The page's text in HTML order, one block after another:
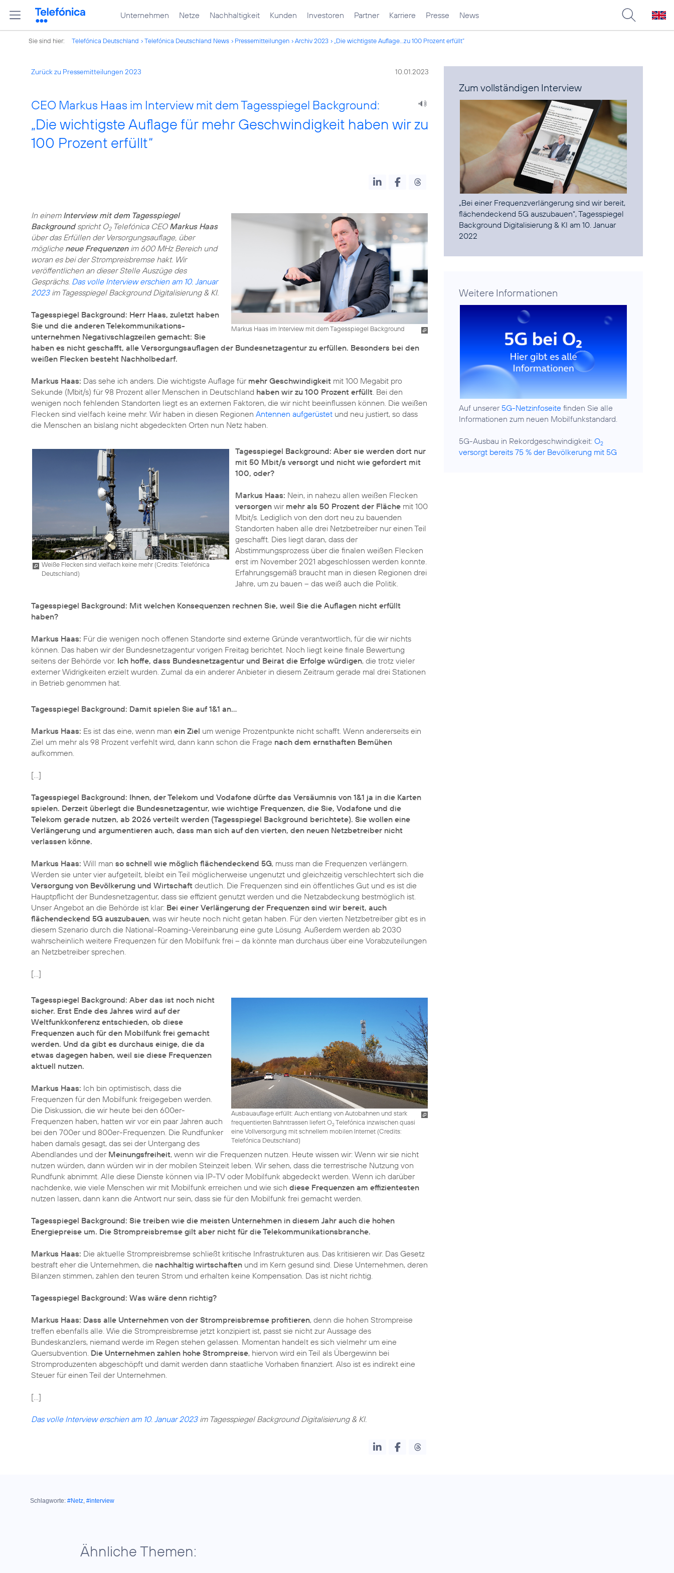
Unternehmen Netze Nachhaltigkeit Kunden Investoren Partner Karriere Presse News
Sie sind hier: Telefónica Deutschland Telefónica Deutschland News Pressemitteilungen Archiv 2023 „Die wichtigste Auflage...zu 100 Prozent erfüllt“
Zurück zu Pressemitteilungen 2023 10.01.2023
CEO Markus Haas im Interview mit dem Tagesspiegel Background:
„Die wichtigste Auflage für mehr Geschwindigkeit haben wir zu
100 Prozent erfüllt“
Markus Haas im Interview mit dem Tagesspiegel Background
In einem Interview mit dem Tagesspiegel
Backgroundspricht O2Telefónica CEO Markus Haas
über das Erfüllen der Versorgungsauflage, über
mögliche neue Frequenzenim 600 MHz Bereich und
woran es bei der Strompreisbremse hakt. Wir
veröffentlichen an dieser Stelle Auszüge des
Gesprächs. Das volle Interview erschien am 10. Januar
2023im Tagesspiegel Background Digitalisierung & KI.
Tagesspiegel Background: Herr Haas, zuletzt haben
Sie und die anderen Telekommunikations­
unternehmen Negativschlagzeilen gemacht: Sie
haben es nicht geschafft, alle Versorgungsauflagen der Bundesnetzagentur zu erfüllen. Besonders bei den
weißen Flecken besteht Nachholbedarf.
Markus Haas: Das sehe ich anders. Die wichtigste Auflage für mehr Geschwindigkeit mit 100 Megabit pro
Sekunde (Mbit/s) für 98 Prozent aller Menschen in Deutschland haben wir zu 100 Prozent erfüllt. Bei den
wenigen noch fehlenden Standorten liegt es an externen Faktoren, die wir nicht beeinflussen können. Die weißen
Flecken sind vielfach keine mehr. Wir haben in diesen Regionen Antennen aufgerüstet und neu justiert, so dass
die Menschen an bislang nicht abgedeckten Orten nun Netz haben.
Weiße Flecken sind vielfach keine mehr (Credits: Telefónica
Deutschland)
Tagesspiegel Background: Aber sie werden dort nur
mit 50 Mbit/s versorgt und nicht wie gefordert mit
100, oder?
Markus Haas: Nein, in nahezu allen weißen Flecken
versorgenwir mehr als 50 Prozent der Flächemit 100
Mbit/s. Lediglich von den dort neu zu bauenden
Standorten haben alle drei Netzbetreiber nur einen Teil
geschafft. Dies liegt daran, dass der
Abstimmungsprozess über die finalen weißen Flecken
erst im November 2021 abgeschlossen werden konnte.
Erfahrungsgemäß braucht man in diesen Regionen drei
Jahre, um zu bauen – das weiß auch die Politik.
Tagesspiegel Background: Mit welchen Konsequenzen rechnen Sie, weil Sie die Auflagen nicht erfüllt
haben?
Markus Haas: Für die wenigen noch offenen Standorte sind externe Gründe verantwortlich, für die wir nichts
können. Das haben wir der Bundesnetzagentur vorigen Freitag berichtet. Noch liegt keine finale Bewertung
seitens der Behörde vor. Ich hoffe, dass Bundesnetzagentur und Beirat die Erfolge würdigen, die trotz vieler
externer Widrigkeiten erzielt wurden. Zumal da ein anderer Anbieter in diesem Zeitraum gerade mal drei Stationen
in Betrieb genommen hat.
Tagesspiegel Background: Damit spielen Sie auf 1&1 an…
Markus Haas: Es ist das eine, wenn man ein Ziel um wenige Prozentpunkte nicht schafft. Wenn andererseits ein
Ziel um mehr als 98 Prozent verfehlt wird, dann kann schon die Frage nach dem ernsthaften Bemühen
aufkommen.
[…]
Tagesspiegel Background: Ihnen, der Telekom und Vodafone dürfte das Versäumnis von 1&1 ja in die Karten
spielen. Derzeit überlegt die Bundesnetzagentur, wie wichtige Frequenzen, die Sie, Vodafone und die
Telekom gerade nutzen, ab 2026 verteilt werden (Tagesspiegel Background berichtete). Sie wollen eine
Verlängerung und argumentieren auch, dass man sich auf den vierten, den neuen Netzbetreiber nicht
verlassen könne.
Markus Haas: Will man so schnell wie möglich flächendeckend 5G, muss man die Frequenzen verlängern.
Werden sie unter vier aufgeteilt, bleibt ein Teil möglicherweise ungenutzt und gleichzeitig verschlechtert sich die
Versorgung von Bevölkerung und Wirtschaft deutlich. Die Frequenzen sind ein öffentliches Gut und es ist die
Hauptpflicht der Bundesnetzagentur, dass sie effizient genutzt werden und die Netzabdeckung bestmöglich ist.
Unser Angebot an die Behörde ist klar: Bei einer Verlängerung der Frequenzen sind wir bereit, auch
flächendeckend 5G auszubauen, was wir heute noch nicht getan haben. Für den vierten Netzbetreiber gibt es in
diesem Szenario durch die National-Roaming-Vereinbarung eine gute Lösung. Außerdem werden ab 2030
wahrscheinlich weitere Frequenzen für den Mobilfunk frei – da könnte man durchaus über eine Vorabzuteilungen
an Netzbetreiber sprechen.
[...]
Ausbauauflage erfüllt: Auch entlang von Autobahnen und stark
frequentierten Bahntrassen liefert O2Telefónica inzwischen quasi
eine Vollversorgung mit schnellem mobilen Internet (Credits:
Telefónica Deutschland)
Tagesspiegel Background: Aber das ist noch nicht
sicher. Erst Ende des Jahres wird auf der
Weltfunkkonferenz entschieden, ob diese
Frequenzen auch für den Mobilfunk frei gemacht
werden. Und da gibt es durchaus einige, die da
etwas dagegen haben, weil sie diese Frequenzen
aktuell nutzen.
Markus Haas: Ich bin optimistisch, dass die
Frequenzen für den Mobilfunk freigegeben werden.
Die Diskussion, die wir heute bei den 600er-
Frequenzen haben, hatten wir vor ein paar Jahren auch
bei den 700er und 800er-Frequenzen. Die Rundfunker
haben damals gesagt, das sei der Untergang des
Abendlandes und der Meinungsfreiheit, wenn wir die Frequenzen nutzen. Heute wissen wir: Wenn wir sie nicht
nutzen würden, dann würden wir in der mobilen Steinzeit leben. Wir sehen, dass die terrestrische Nutzung von
Rundfunk abnimmt. Alle diese Dienste können via IP-TV oder Mobilfunk abgedeckt werden. Wenn ich darüber
nachdenke, wie viele Menschen wir mit Mobilfunk erreichen und wie sich diese Frequenzen am effizientesten
nutzen lassen, dann kann die Antwort nur sein, dass sie für den Mobilfunk frei gemacht werden.
Tagesspiegel Background: Sie treiben wie die meisten Unternehmen in diesem Jahr auch die hohen
Energiepreise um. Die Strompreisbremse gilt aber nicht für die Telekommunikationsbranche.
Markus Haas: Die aktuelle Strompreisbremse schließt kritische Infrastrukturen aus. Das kritisieren wir. Das Gesetz
bestraft eher die Unternehmen, die nachhaltig wirtschaften und im Kern gesund sind. Diese Unternehmen, deren
Bilanzen stimmen, zahlen den teuren Strom und erhalten keine Kompensation. Das ist nicht richtig.
Tagesspiegel Background: Was wäre denn richtig?
Markus Haas: Dass alle Unternehmen von der Strompreisbremse profitieren, denn die hohen Strompreise
treffen ebenfalls alle. Wie die Strompreisbremse jetzt konzipiert ist, passt sie nicht zur Aussage des
Bundeskanzlers, niemand werde im Regen stehen gelassen. Momentan handelt es sich vielmehr um eine
Quersubvention. Die Unternehmen zahlen hohe Strompreise, hiervon wird ein Teil als Übergewinn bei
Stromproduzenten abgeschöpft und damit werden dann staatliche Vorhaben finanziert. Also ist es indirekt eine
Steuer für einen Teil der Unternehmen.
[...]
Das volle Interview erschien am 10. Januar 2023im Tagesspiegel Background Digitalisierung & KI.
Zum vollständigen Interview
„Bei einer Frequenzverlängerung sind wir bereit,
flächendeckend 5G auszubauen“, Tagesspiegel
Background Digitalisierung & KI am 10. Januar
2022
Weitere Informationen
Auf unserer 5G-Netzinfoseite finden Sie alle
Informationen zum neuen Mobilfunkstandard.
5G-Ausbau in Rekordgeschwindigkeit:O2
versorgt bereits 75 % der Bevölkerung mit 5G
Schlagworte: #Netz, #interview
Ähnliche Themen: